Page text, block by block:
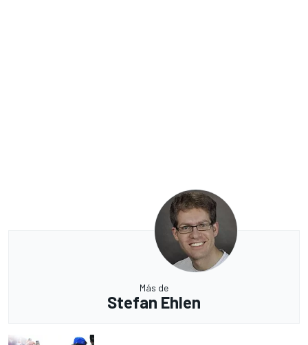
Más de
Stefan Ehlen